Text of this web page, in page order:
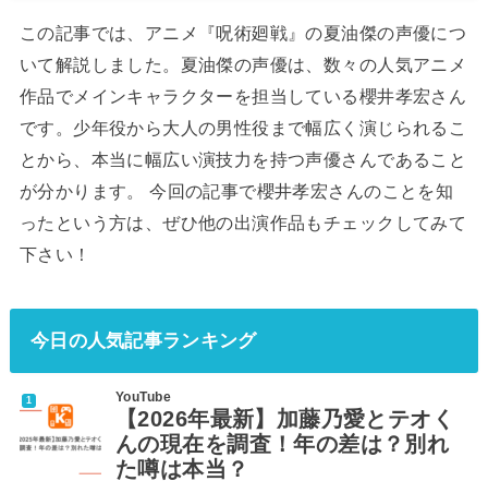
この記事では、アニメ『呪術廻戦』の夏油傑の声優につ
いて解説しました。夏油傑の声優は、数々の人気アニメ
作品でメインキャラクターを担当している櫻井孝宏さん
です。少年役から大人の男性役まで幅広く演じられるこ
とから、本当に幅広い演技力を持つ声優さんであること
が分かります。 今回の記事で櫻井孝宏さんのことを知
ったという方は、ぜひ他の出演作品もチェックしてみて
下さい！
今日の人気記事ランキング
YouTube
【2026年最新】加藤乃愛とテオく
んの現在を調査！年の差は？別れ
た噂は本当？